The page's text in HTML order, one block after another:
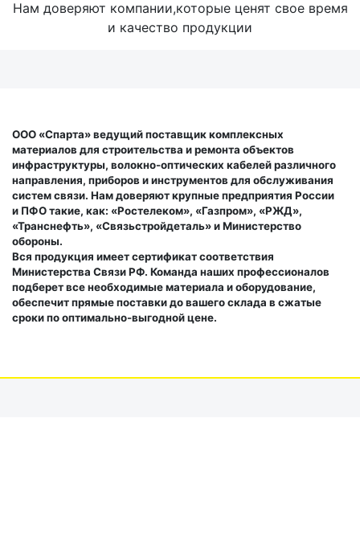
Нам доверяют компании,которые ценят свое время
и качество продукции
ООО «Спарта» ведущий поставщик комплексных
материалов для строительства и ремонта объектов
инфраструктуры, волокно-оптических кабелей различного
направления, приборов и инструментов для обслуживания
систем связи. Нам доверяют крупные предприятия России
и ПФО такие, как: «Ростелеком», «Газпром», «РЖД»,
«Транснефть», «Связьстройдеталь» и Министерство
обороны.
Вся продукция имеет сертификат соответствия
Министерства Связи РФ. Команда наших профессионалов
подберет все необходимые материала и оборудование,
обеспечит прямые поставки до вашего склада в сжатые
сроки по оптимально-выгодной цене.